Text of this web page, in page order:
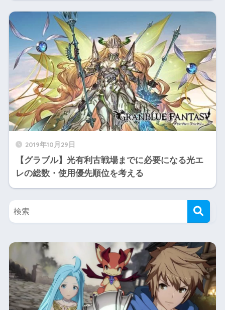
2019年10月29日
【グラブル】光有利古戦場までに必要になる光エ
レの総数・使用優先順位を考える